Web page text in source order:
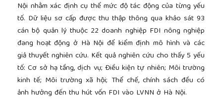
Nội nhằm xác định cụ thể mức độ tác động của từng yếu
tố. Dữ liệu sơ cấp được thu thập thông qua khảo sát 93
cán bộ quản lý thuộc 22 doanh nghiệp FDI nông nghiệp
đang hoạt động ở Hà Nội để kiểm định mô hình và các
giả thuyết nghiên cứu. Kết quả nghiên cứu cho thấy 5 yếu
tố: Cơ sở hạ tầng, dịch vụ; Điều kiện tự nhiên; Môi trường
kinh tế; Môi trường xã hội; Thể chế, chính sách đều có
ảnh hưởng đến thu hút vốn FDI vào LVNN ở Hà Nội.